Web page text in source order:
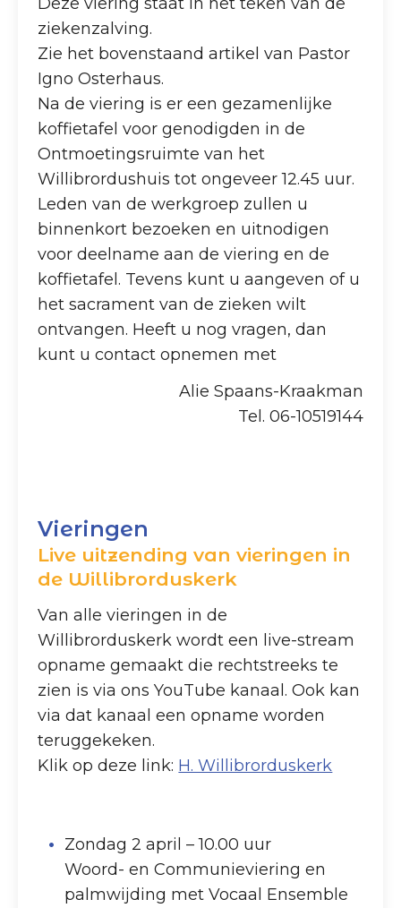
ziekenzalving.
Zie het bovenstaand artikel van Pastor
Igno Osterhaus.
Na de viering is er een gezamenlijke
koffietafel voor genodigden in de
Ontmoetingsruimte van het
Willibrordushuis tot ongeveer 12.45 uur.
Leden van de werkgroep zullen u
binnenkort bezoeken en uitnodigen
voor deelname aan de viering en de
koffietafel. Tevens kunt u aangeven of u
het sacrament van de zieken wilt
ontvangen. Heeft u nog vragen, dan
kunt u contact opnemen met
Alie Spaans-Kraakman
Tel. 06-10519144
Vieringen
Live uitzending van vieringen in
de Willibrorduskerk
Van alle vieringen in de
Willibrorduskerk wordt een live-stream
opname gemaakt die rechtstreeks te
zien is via ons YouTube kanaal. Ook kan
via dat kanaal een opname worden
teruggekeken.
Klik op deze link: H. Willibrorduskerk
Zondag 2 april – 10.00 uur
Woord- en Communieviering en
palmwijding met Vocaal Ensemble